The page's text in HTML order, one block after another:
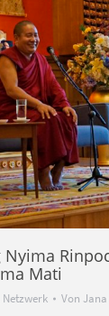
Mati
Netzwerk Von Jana